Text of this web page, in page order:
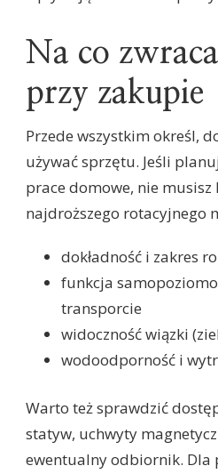
Na co
przy zakupie
Przede wszystkim określ,
używać sprzętu. Jeśli
prace domowe, nie musisz
najdroższego rotacyjnego
dokładność i zakres
funkcja
transporcie
widoczność wiązki
wodoodporność i
Warto też sprawdzić
statyw, uchwyty
ewentualny odbiornik. Dla